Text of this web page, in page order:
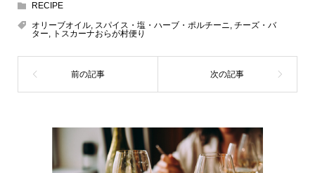
RECIPE
オリーブオイル, スパイス・塩・ハーブ・ポルチーニ, チーズ・バ
ター, トスカーナおらが村便り